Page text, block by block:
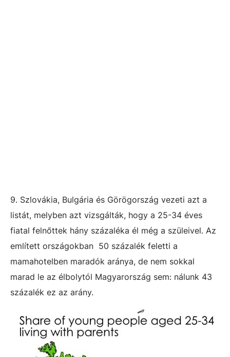
9. Szlovákia, Bulgária és Görögország vezeti azt a
listát, melyben azt vizsgálták, hogy a 25-34 éves
fiatal felnőttek hány százaléka él még a szüleivel. Az
említett országokban 50 százalék feletti a
mamahotelben maradók aránya, de nem sokkal
marad le az élbolytól Magyarország sem: nálunk 43
százalék ez az arány.